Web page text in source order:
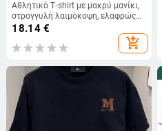
Αθλητικό T‑shirt με μακρύ μανίκι,
στρογγυλή λαιμόκοψη, ελαφρώς
φαρδιά γραμμή, αναπνεύσιμη
πολυεστερική σύνθεση (96%+)
18.14€
add_shopping_cart